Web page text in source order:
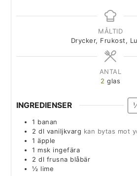
MÅLTID
Drycker, Frukost,
ANTAL
2 glas
INGREDIENSER
1 banan
2 dl vaniljkvarg kan bytas mot
1 äpple
1 msk ingefära
2 dl frusna blåbär
½ lime